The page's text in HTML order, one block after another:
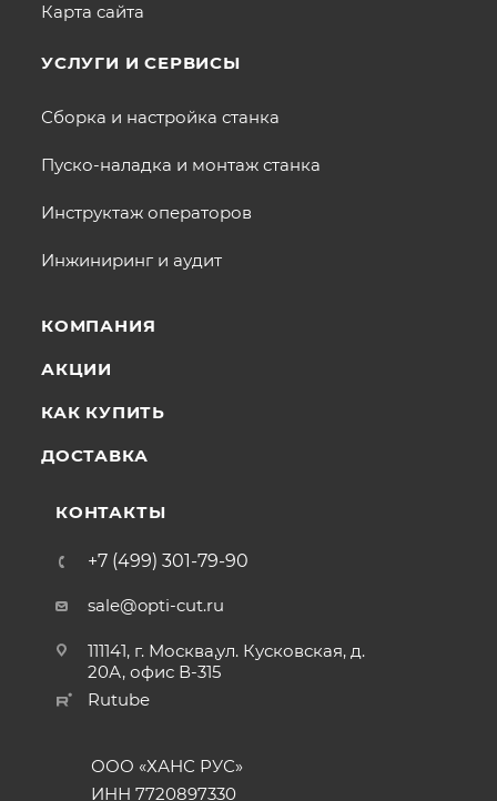
Карта сайта
УСЛУГИ И СЕРВИСЫ
Сборка и настройка станка
Пуско-наладка и монтаж станка
Инструктаж операторов
Инжиниринг и аудит
КОМПАНИЯ
АКЦИИ
КАК КУПИТЬ
ДОСТАВКА
КОНТАКТЫ
+7 (499) 301-79-90
sale@opti-cut.ru
111141, г. Москва,ул. Кусковская, д.
20А, офис В-315
Rutube
ООО «ХАНС РУС»
ИНН 7720897330